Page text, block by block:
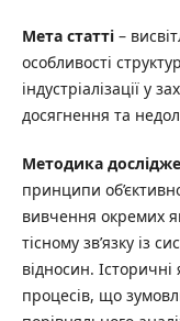
Мета статті–
особливості
індустріалізації у
досягнення та
Методика
принципи
вивчення окремих
тісному зв’язку із
відносин.
процесів, що